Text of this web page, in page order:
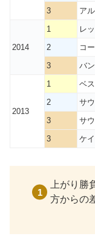
3
ア
2014
1 レ
2
コ
3
バ
2013
1 ベ
2
サ
3
サ
3
ケ
上がり
方からの